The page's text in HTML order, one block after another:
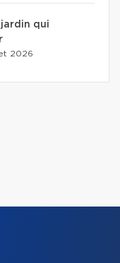
qui
2026